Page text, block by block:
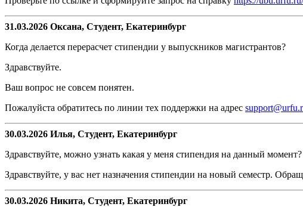
31.03.2026 Оксана, Студент, Екатеринбург
Когда делается перерасчет стипендии у выпускников магистрантов?
Здравствуйте.
Ваш вопрос не совсем понятен.
Пожалуйста обратитесь по линии тех поддержки на адрес
30.03.2026 Илья, Студент, Екатеринбург
Здравствуйте, можно узнать какая у меня стипендия на данный момент?
Здравствуйте, у вас нет назначения стипендии на новый семестр.
30.03.2026 Никита, Студент, Екатеринбург